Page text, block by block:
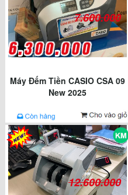
7.600.000
Máy Đếm Tiền CASIO CSA 09
New 2025
12.600.000